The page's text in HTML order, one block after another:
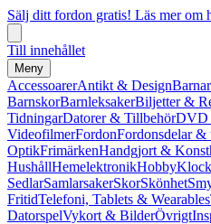
Sälj ditt fordon gratis! Läs mer om
Till innehållet
Meny
AccessoarerAntikt & Design
BarnskorBarnleksakerBiljetter &
TidningarDatorer & TillbehörDVD
VideofilmerFordonFordonsdelar &
OptikFrimärkenHandgjort &
HushållHemelektronikHobby
SedlarSamlarsakerSkorSkönhet
FritidTelefoni, Tablets & Wearables
DatorspelVykort & BilderÖvrigt